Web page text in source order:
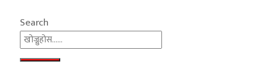
Search